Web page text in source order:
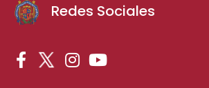
Redes Sociales